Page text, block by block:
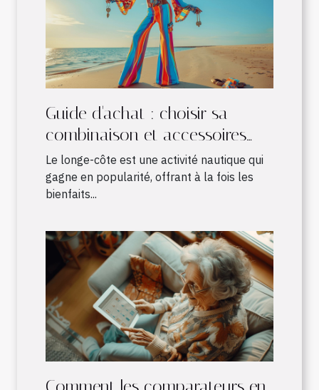
Guide d'achat : choisir sa
combinaison et accessoires
pour le longe-côte
Le longe-côte est une activité nautique qui
gagne en popularité, offrant à la fois les
bienfaits...